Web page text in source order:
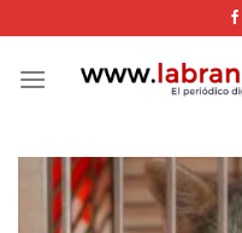
to
content